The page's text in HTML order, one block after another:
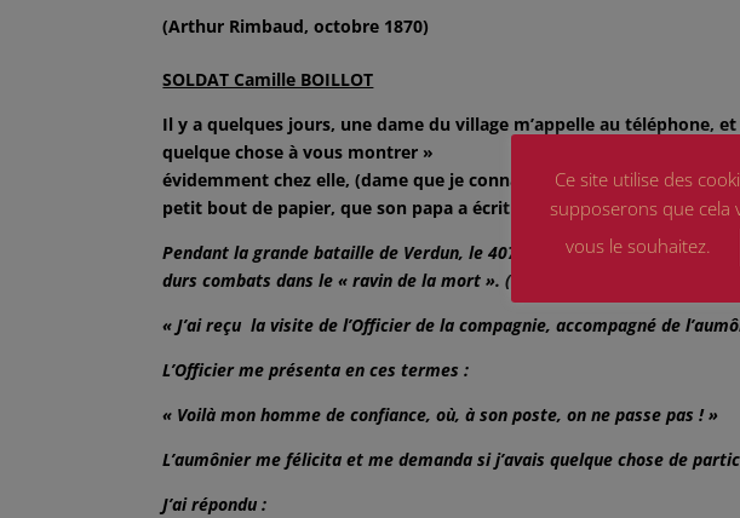
(Arthur Rimbaud, octobre 1870)
SOLDAT Camille BOILLOT
Il y a quelques jours, une dame du village m’appelle au téléphone,
quelque chose à vous montrer » Un
évidemment chez elle, (dame que je connais bien) et dans un
petit bout de papier, que son papa a écrit et vécu pendant cette
Pendant la grande bataille de Verdun, le 407e régiment de marche
durs combats dans le « ravin de la mort ». (Près du fort du Douaumont)
« J’ai reçu la visite de l’Officier de la compagnie, accompagné de
L’Officier me présenta en ces termes :
« Voilà mon homme de confiance, où, à son poste, on ne passe pas ! »
L’aumônier me félicita et me demanda si j’avais quelque chose de
J’ai répondu :
Ce site utilise des
supposerons que cela
vous le souhaitez.